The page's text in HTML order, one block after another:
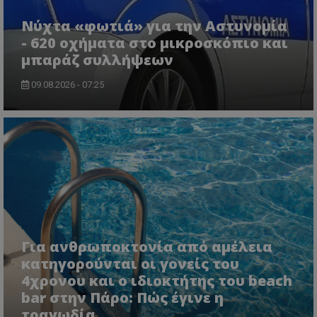
Νύχτα «φωτιά» για την Αστυνομία
- 620 οχήματα στο μικροσκόπιο και
μπαράζ συλλήψεων
09.08.2026 - 07:25
Για ανθρωποκτονία από αμέλεια
κατηγορούνται οι γονείς του
4χρονου και ο ιδιοκτήτης του beach
bar στην Πάρο: Πώς έγινε η
ASP.NET_SessionId
Microsoft Corporation